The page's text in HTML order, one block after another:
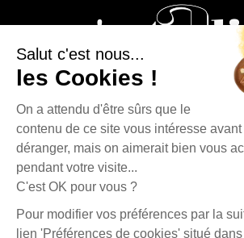
Salut c'est nous...
les Cookies !
On a attendu d'être sûrs que le
contenu de ce site vous intéresse
déranger, mais on aimerait bien vous
pendant votre visite...
C'est OK pour vous ?
Pour modifier vos préférences par la
lien 'Préférences de cookies' situé
La Presse Bisontine, La Presse
C’est à dire sont des éditions du
La Presse Bisontine - 4, rue Fontaine l'Épine - 25500
contact@publipresse.fr
Propriété du journal La Presse Bisontine | Mentions légales